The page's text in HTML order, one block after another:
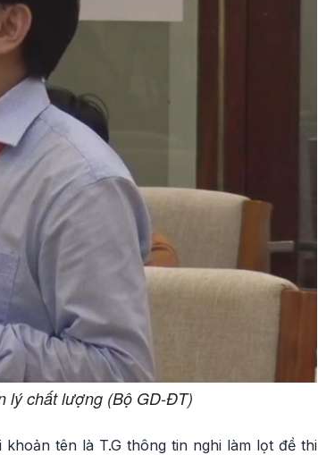
lý chất lượng (Bộ GD-ĐT)
tên là T.G thông tin nghi làm lọt đề thi